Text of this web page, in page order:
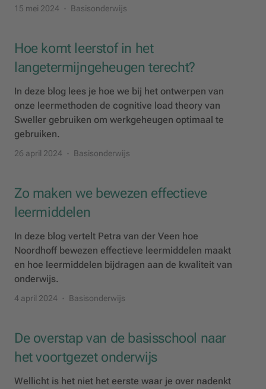
15 mei 2024 Basisonderwijs
Hoe komt leerstof in het
langetermijngeheugen terecht?
In deze blog lees je hoe we bij het ontwerpen van
onze leermethoden de cognitive load theory van
Sweller gebruiken om werkgeheugen optimaal te
gebruiken.
26 april 2024 Basisonderwijs
Zo maken we bewezen effectieve
leermiddelen
In deze blog vertelt Petra van der Veen hoe
Noordhoff bewezen effectieve leermiddelen maakt
en hoe leermiddelen bijdragen aan de kwaliteit van
onderwijs.
4 april 2024 Basisonderwijs
De overstap van de basisschool naar
het voortgezet onderwijs
Wellicht is het niet het eerste waar je over nadenkt